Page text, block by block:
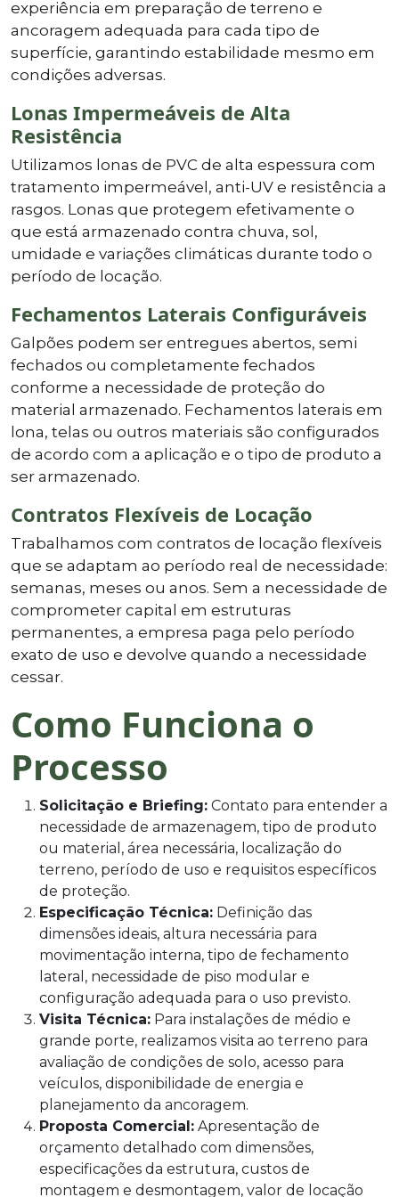
experiência em preparação de terreno e
ancoragem adequada para cada tipo de
superfície, garantindo estabilidade mesmo em
condições adversas.
Lonas Impermeáveis de Alta
Resistência
Utilizamos lonas de PVC de alta espessura com
tratamento impermeável, anti-UV e resistência a
rasgos. Lonas que protegem efetivamente o
que está armazenado contra chuva, sol,
umidade e variações climáticas durante todo o
período de locação.
Fechamentos Laterais Configuráveis
Galpões podem ser entregues abertos, semi
fechados ou completamente fechados
conforme a necessidade de proteção do
material armazenado. Fechamentos laterais em
lona, telas ou outros materiais são configurados
de acordo com a aplicação e o tipo de produto a
ser armazenado.
Contratos Flexíveis de Locação
Trabalhamos com contratos de locação flexíveis
que se adaptam ao período real de necessidade:
semanas, meses ou anos. Sem a necessidade de
comprometer capital em estruturas
permanentes, a empresa paga pelo período
exato de uso e devolve quando a necessidade
cessar.
Como Funciona o
Processo
Solicitação e Briefing: Contato para entender a
necessidade de armazenagem, tipo de produto
ou material, área necessária, localização do
terreno, período de uso e requisitos específicos
de proteção.
Especificação Técnica: Definição das
dimensões ideais, altura necessária para
movimentação interna, tipo de fechamento
lateral, necessidade de piso modular e
configuração adequada para o uso previsto.
Visita Técnica: Para instalações de médio e
grande porte, realizamos visita ao terreno para
avaliação de condições de solo, acesso para
veículos, disponibilidade de energia e
planejamento da ancoragem.
Proposta Comercial: Apresentação de
orçamento detalhado com dimensões,
especificações da estrutura, custos de
montagem e desmontagem, valor de locação